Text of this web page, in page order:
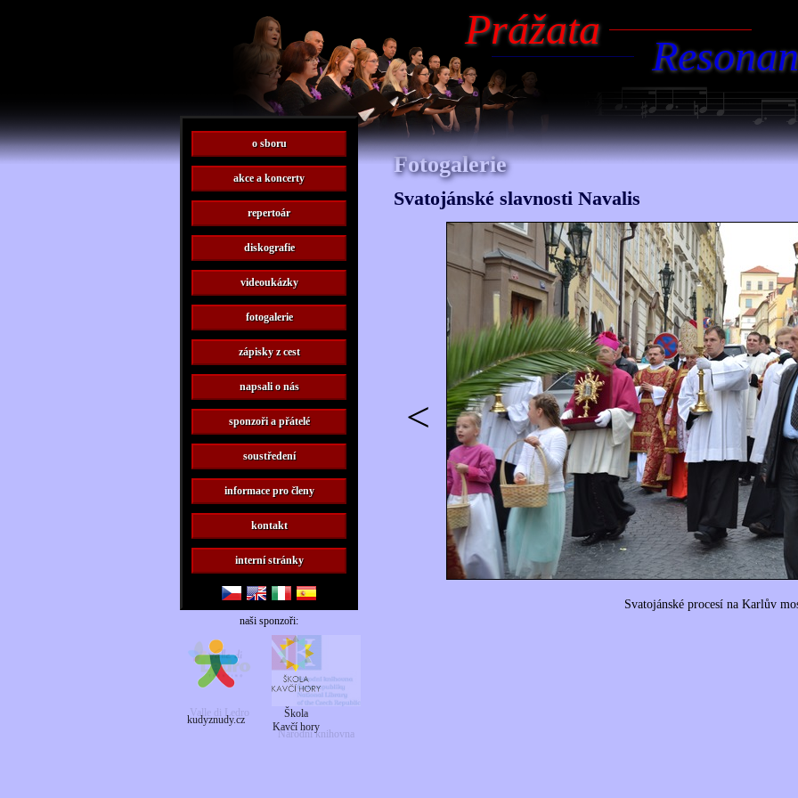
Fotogalerie
Svatojánské slavnosti Navalis
<
Svatojánské procesí na Karlův
Prážata
o sboru
akce a koncerty
repertoár
diskografie
videoukázky
fotogalerie
zápisky z cest
napsali o nás
sponzoři a přátelé
soustředení
informace pro členy
kontakt
interní stránky
naši sponzoři:
kudyznudy.cz
Škola
Kavčí hory